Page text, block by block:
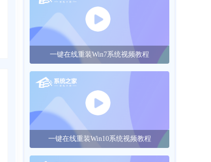
一键在线重装Win7系统视频教程
一键在线重装Win10系统视频教程